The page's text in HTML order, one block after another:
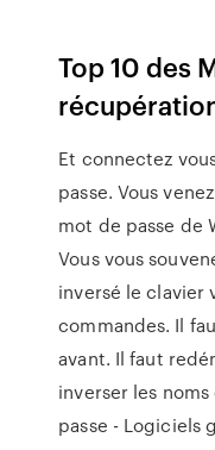
Top 10 des
Et connectez
passe. Vous
mot de passe de
Vous vous
inversé le clavier
commandes. Il
avant. Il faut
inverser les
passe - Logiciels